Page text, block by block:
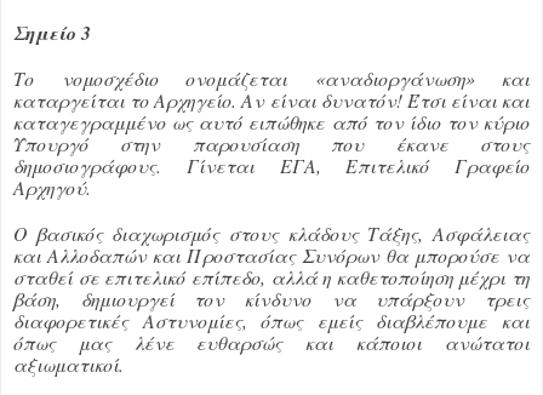
Σημείο 3
Το νομοσχέδιο ονομάζεται «αναδιοργάνωση» και
καταργείται το Αρχηγείο. Αν είναι δυνατόν! Έτσι είναι και
καταγεγραμμένο ως αυτό ειπώθηκε από τον ίδιο τον κύριο
Υπουργό στην παρουσίαση που έκανε στους
δημοσιογράφους. Γίνεται ΕΓΑ, Επιτελικό Γραφείο
Αρχηγού.
Ο βασικός διαχωρισμός στους κλάδους Τάξης, Ασφάλειας
και Αλλοδαπών και Προστασίας Συνόρων θα μπορούσε να
σταθεί σε επιτελικό επίπεδο, αλλά η καθετοποίηση μέχρι τη
βάση, δημιουργεί τον κίνδυνο να υπάρξουν τρεις
διαφορετικές Αστυνομίες, όπως εμείς διαβλέπουμε και
όπως μας λένε ευθαρσώς και κάποιοι ανώτατοι
αξιωματικοί.